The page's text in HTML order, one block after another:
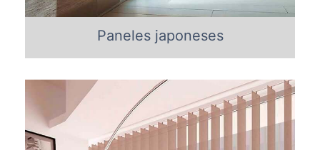
Paneles japoneses